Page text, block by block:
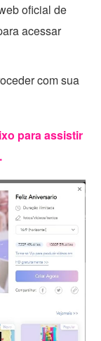
oficial de
acessar
com sua
para assistir